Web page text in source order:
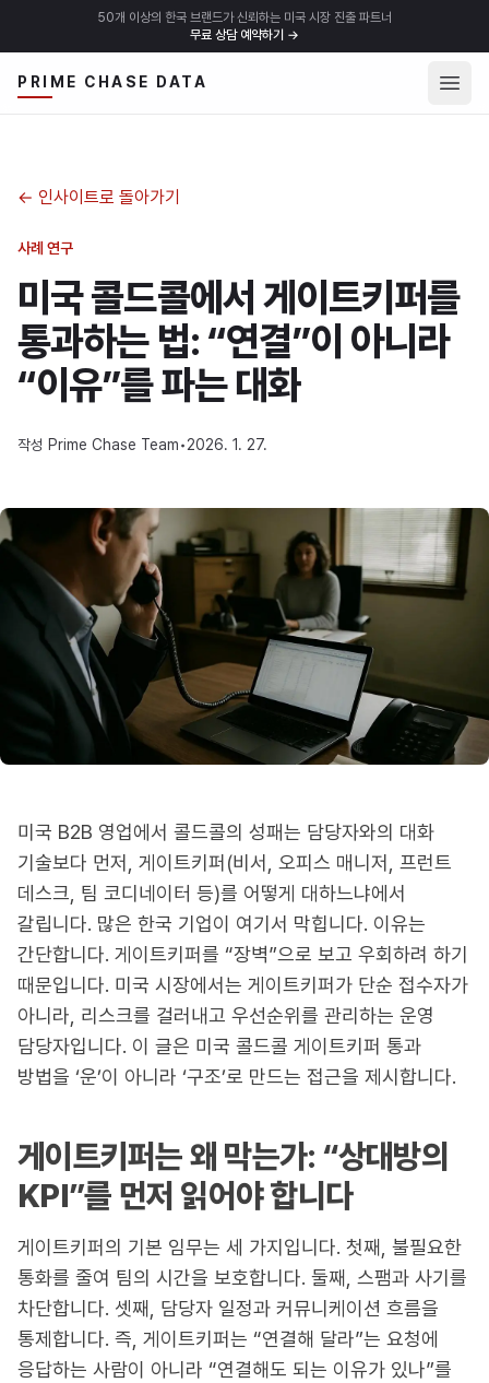
50개 이상의 한국 브랜드가 신뢰하는 미국 시장 진출 파트너
무료 상담 예약하기 →
PRIME CHASE DATA 메뉴
← 인사이트로 돌아가기
사례 연구
미국 콜드콜에서 게이트키퍼를
통과하는 법: “연결”이 아니라
“이유”를 파는 대화
작성 Prime Chase Team•2026. 1. 27.
미국 B2B 영업에서 콜드콜의 성패는 담당자와의 대화
기술보다 먼저, 게이트키퍼(비서, 오피스 매니저, 프런트
데스크, 팀 코디네이터 등)를 어떻게 대하느냐에서
갈립니다. 많은 한국 기업이 여기서 막힙니다. 이유는
간단합니다. 게이트키퍼를 “장벽”으로 보고 우회하려 하기
때문입니다. 미국 시장에서는 게이트키퍼가 단순 접수자가
아니라, 리스크를 걸러내고 우선순위를 관리하는 운영
담당자입니다. 이 글은 미국 콜드콜 게이트키퍼 통과
방법을 ‘운’이 아니라 ‘구조’로 만드는 접근을 제시합니다.
게이트키퍼는 왜 막는가: “상대방의
KPI”를 먼저 읽어야 합니다
게이트키퍼의 기본 임무는 세 가지입니다. 첫째, 불필요한
통화를 줄여 팀의 시간을 보호합니다. 둘째, 스팸과 사기를
차단합니다. 셋째, 담당자 일정과 커뮤니케이션 흐름을
통제합니다. 즉, 게이트키퍼는 “연결해 달라”는 요청에
응답하는 사람이 아니라 “연결해도 되는 이유가 있나”를